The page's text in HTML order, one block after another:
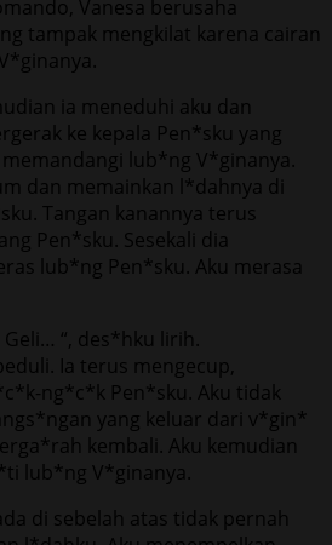
Vanesa berusaha
tampak mengkilat karena cairan
ia meneduhi aku dan
ke kepala Pen*sku yang
lub*ng V*ginanya.
dan memainkan l*dahnya di
Tangan kanannya terus
Pen*sku. Sesekali dia
lub*ng Pen*sku. Aku merasa
“, des*hku lirih.
Ia terus mengecup,
ng*c*k Pen*sku. Aku tidak
yang keluar dari v*gin*
kembali. Aku kemudian
lub*ng V*ginanya.
di sebelah atas tidak pernah